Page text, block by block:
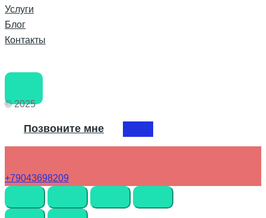
Услуги
Блог
Контакты
© 2025
Позвоните мне
+79043698209